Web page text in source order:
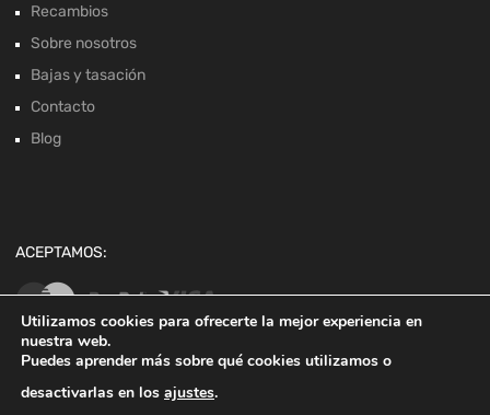
Recambios
Sobre nosotros
Bajas y tasación
Contacto
Blog
ACEPTAMOS:
Utilizamos cookies para ofrecerte la mejor experiencia en
nuestra web.
Puedes aprender más sobre qué cookies utilizamos o
desactivarlas en los ajustes.